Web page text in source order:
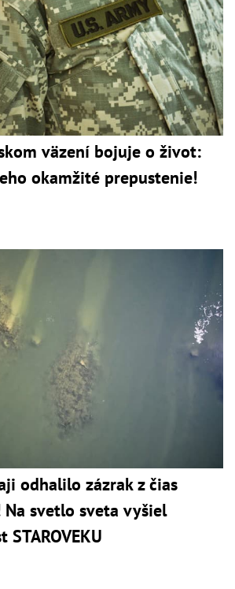
väzení bojuje o život:
okamžité prepustenie!
odhalilo zázrak z čias
Na svetlo sveta vyšiel
STAROVEKU